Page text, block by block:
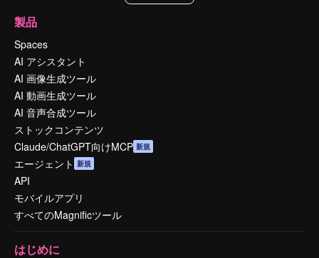
製品
Spaces
AI アシスタント
AI 画像生成ツール
AI 動画生成ツール
AI 音声合成ツール
ストックコンテンツ
Claude/ChatGPT向けMCP 新規
エージェント 新規
API
モバイルアプリ
すべてのMagnificツール
はじめに